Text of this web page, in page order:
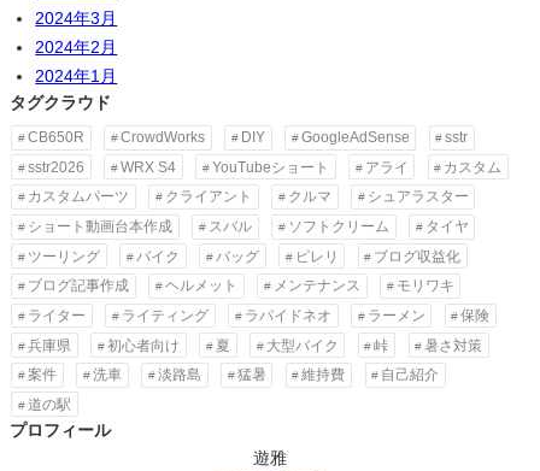
2024年3月
2024年2月
2024年1月
タグクラウド
CB650R CrowdWorks DIY GoogleAdSense
sstr
sstr2026
WRX S4 YouTubeショート アライ
カスタム
カスタムパーツ
クライアント クルマ
シュアラスター
ショート動画台本作成
スバル ソフトクリーム
タイヤ
ツーリング
バイク バッグ ピレリ
ブログ収益化
ブログ記事作成
ヘルメット メンテナンス
モリワキ
ライター
ライティング ラパイドネオ ラーメン
保険
兵庫県
初心者向け 夏 大型バイク 峠
暑さ対策
案件
洗車 淡路島 猛暑 維持費
自己紹介
道の駅
プロフィール
遊雅